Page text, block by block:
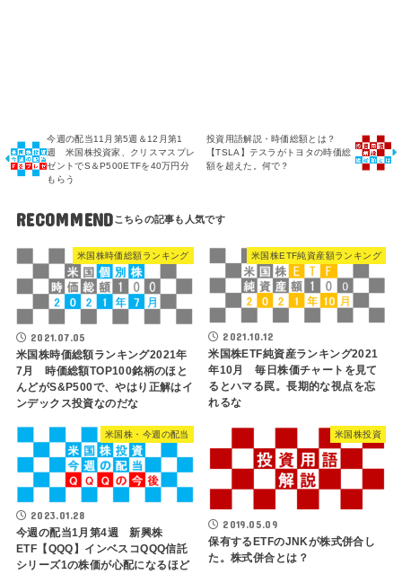
今週の配当11月第5週＆12月第1
週 米国株投資家、クリスマスプレ
ゼントでS＆P500ETFを40万円分
もらう
投資用語解説・時価総額とは？
【TSLA】テスラがトヨタの時価総
額を超えた。何で？
RECOMMEND
米国株時価総額ランキング
2021.07.05
米国株時価総額ランキング2021年
7月 時価総額TOP100銘柄のほと
んどがS&P500で、やはり正解はイ
ンデックス投資なのだな
米国株ETF純資産額ランキング
2021.10.12
米国株ETF純資産ランキング2021
年10月 毎日株価チャートを見て
るとハマる罠。長期的な視点を忘
れるな
米国株・今週の配当
2023.01.28
今週の配当1月第4週 新興株
ETF【QQQ】インベスコQQQ信託
シリーズ1の株価が心配になるほど
米国株投資
2019.05.09
保有するETFのJNKが株式併合し
た。株式併合とは？